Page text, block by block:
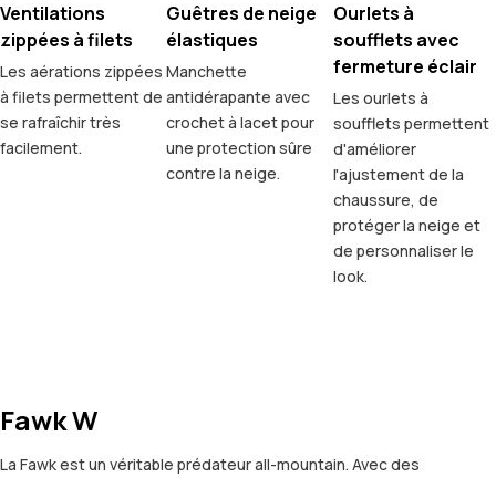
Ventilations
zippées à filets
Les aérations zippées
à filets permettent de
se rafraîchir très
facilement.
Guêtres de neige
élastiques
Manchette
antidérapante avec
crochet à lacet pour
une protection sûre
contre la neige.
Ourlets à
soufflets avec
fermeture éclair
Les ourlets à
soufflets permettent
d'améliorer
l'ajustement de la
chaussure, de
protéger la neige et
de personnaliser le
look.
Fawk W
La Fawk est un véritable prédateur all-mountain. Avec des